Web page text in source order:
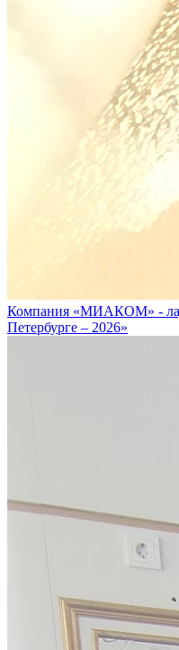
Компания «МИАКОМ» -
Петербурге – 2026»